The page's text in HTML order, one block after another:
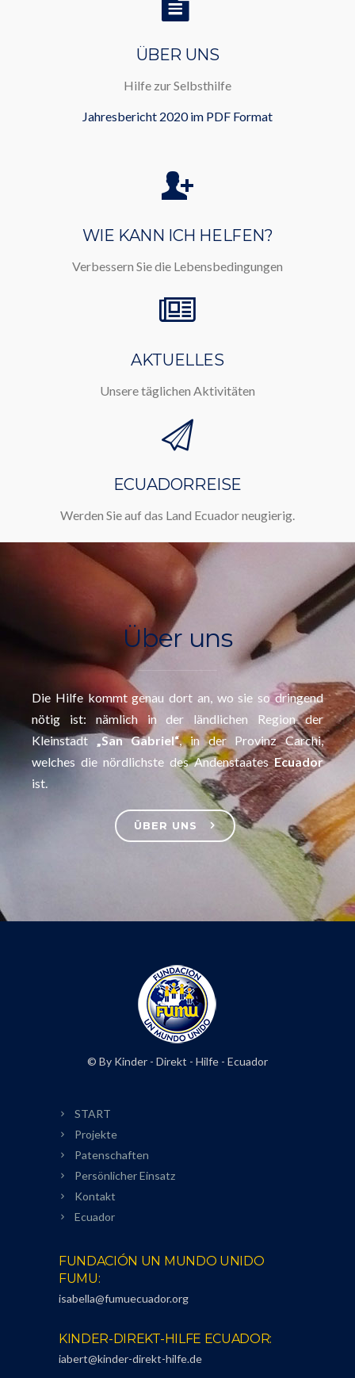
ÜBER UNS
Hilfe zur Selbsthilfe
Jahresbericht 2020 im PDF Format
WIE KANN ICH HELFEN?
Verbessern Sie die Lebensbedingungen
AKTUELLES
Unsere täglichen Aktivitäten
ECUADORREISE
Werden Sie auf das Land Ecuador neugierig.
Über uns
Die Hilfe kommt genau dort an, wo sie so dringend
nötig ist: nämlich in der ländlichen Region der
Kleinstadt„San Gabriel“, in der Provinz Carchi,
welches die nördlichste des AndenstaatesEcuador
ist.
ÜBER UNS
© By Kinder - Direkt - Hilfe - Ecuador
START
Projekte
Patenschaften
Persönlicher Einsatz
Kontakt
Ecuador
FUNDACIÓN UN MUNDO UNIDO
FUMU:
isabella@fumuecuador.org
KINDER-DIREKT-HILFE ECUADOR:
iabert@kinder-direkt-hilfe.de